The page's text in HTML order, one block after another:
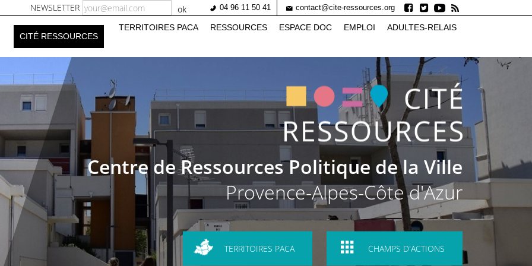
04 96 11 50 41 contact@cite-ressources.org
ok
NEWSLETTER
CITÉ RESSOURCES
TERRITOIRES PACA RESSOURCES ESPACE DOC EMPLOI ADULTES-RELAIS
Centre de Ressources Politique de la Ville
Provence-Alpes-Côte d'Azur
TERRITOIRES PACA CHAMPS D'ACTIONS